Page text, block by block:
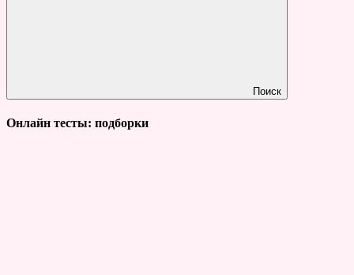
Поиск
Онлайн тесты: подборки